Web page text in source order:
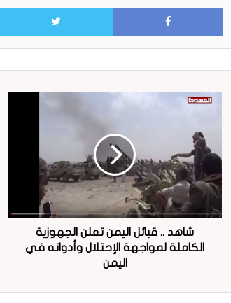
Facebook
شاهد .. قبائل اليمن تعلن الجهوزية
الكاملة لمواجهة الإحتلال وأدواته في
اليمن